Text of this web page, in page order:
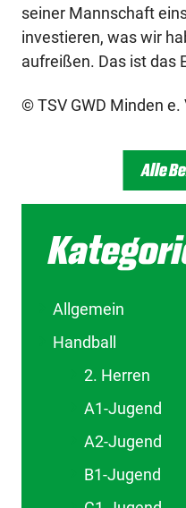
seiner Mannschaft
investieren, was wir
aufreißen. Das ist das
© TSV GWD Minden e.
Alle
Allgemein
Handball
2. Herren
A1-Jugend
A2-Jugend
B1-Jugend